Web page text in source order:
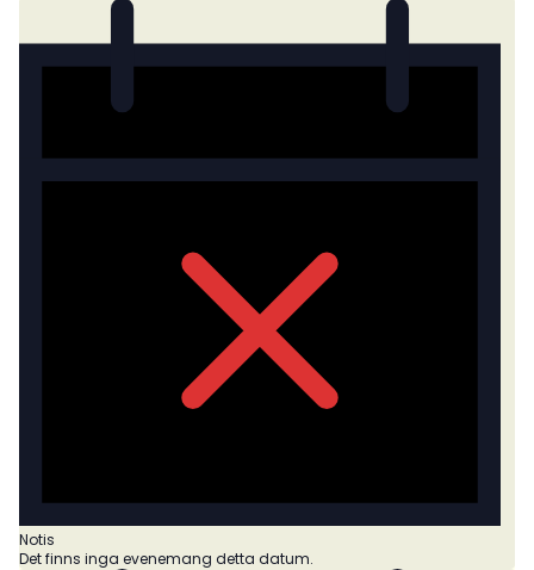
Notis
Det finns inga evenemang detta datum.